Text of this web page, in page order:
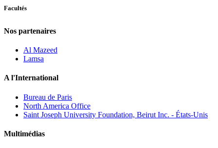
Facultés
Nos partenaires
Al Mazeed
Lamsa
A l'International
Bureau de Paris
North America Office
Saint Joseph University Foundation, Beirut Inc. - États-Unis
Multimédias